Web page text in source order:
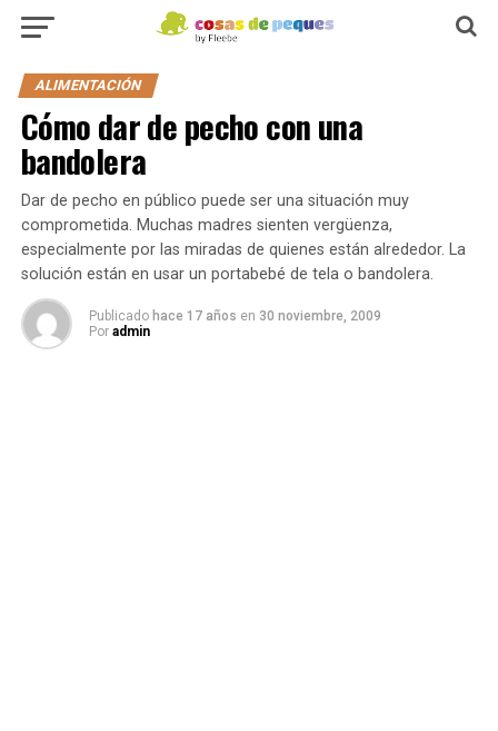
ALIMENTACIÓN
Cómo dar de pecho con una
bandolera
Dar de pecho en público puede ser una situación muy
comprometida. Muchas madres sienten vergüenza,
especialmente por las miradas de quienes están alrededor. La
solución están en usar un portabebé de tela o bandolera.
Publicado hace 17 años en 30 noviembre, 2009
Por admin